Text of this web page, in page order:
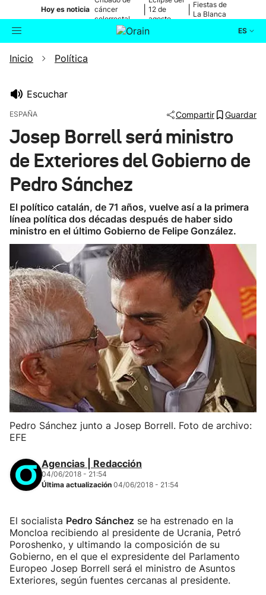
Hoy es noticia cáncer
colorrectal
12 de
agosto
Fiestas de
La Blanca
ES
Buscador
Ikusmiran
Eguraldia
Inicio Política
Escuchar
ESPAÑA Compartir Guardar
Josep Borrell será ministro
de Exteriores del Gobierno de
Pedro Sánchez
El político catalán, de 71 años, vuelve así a la primera
línea política dos décadas después de haber sido
ministro en el último Gobierno de Felipe González.
Pedro Sánchez junto a Josep Borrell. Foto de archivo:
EFE
Agencias | Redacción
04/06/2018 - 21:54
Última actualización 04/06/2018 - 21:54
El socialista Pedro Sánchez se ha estrenado en la
Moncloa recibiendo al presidente de Ucrania, Petró
Poroshenko, y ultimando la composición de su
Gobierno, en el que el expresidente del Parlamento
Europeo Josep Borrell será el ministro de Asuntos
Exteriores, según fuentes cercanas al presidente.